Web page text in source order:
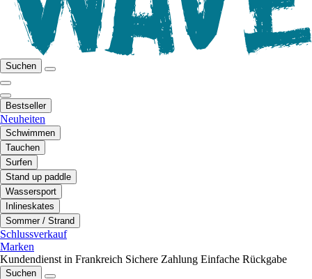
Suchen
Bestseller
Neuheiten
Schwimmen
Tauchen
Surfen
Stand up paddle
Wassersport
Inlineskates
Sommer / Strand
Schlussverkauf
Marken
Kundendienst in Frankreich Sichere Zahlung Einfache Rückgabe
Suchen